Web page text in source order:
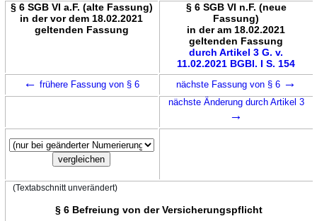
§ 6 SGB VI a.F. (alte Fassung)
in der vor dem 18.02.2021
geltenden Fassung
§ 6 SGB VI n.F. (neue
Fassung)
in der am 18.02.2021
geltenden Fassung
durch Artikel 3 G. v.
11.02.2021 BGBl. I S. 154
← frühere Fassung von § 6 nächste Fassung von § 6 →
nächste Änderung durch Artikel 3
→
(Textabschnitt unverändert)
§ 6 Befreiung von der Versicherungspflicht